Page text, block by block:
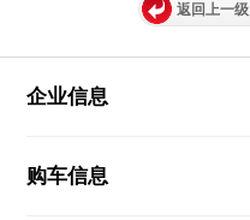
返回上一级
企业信息
购车信息